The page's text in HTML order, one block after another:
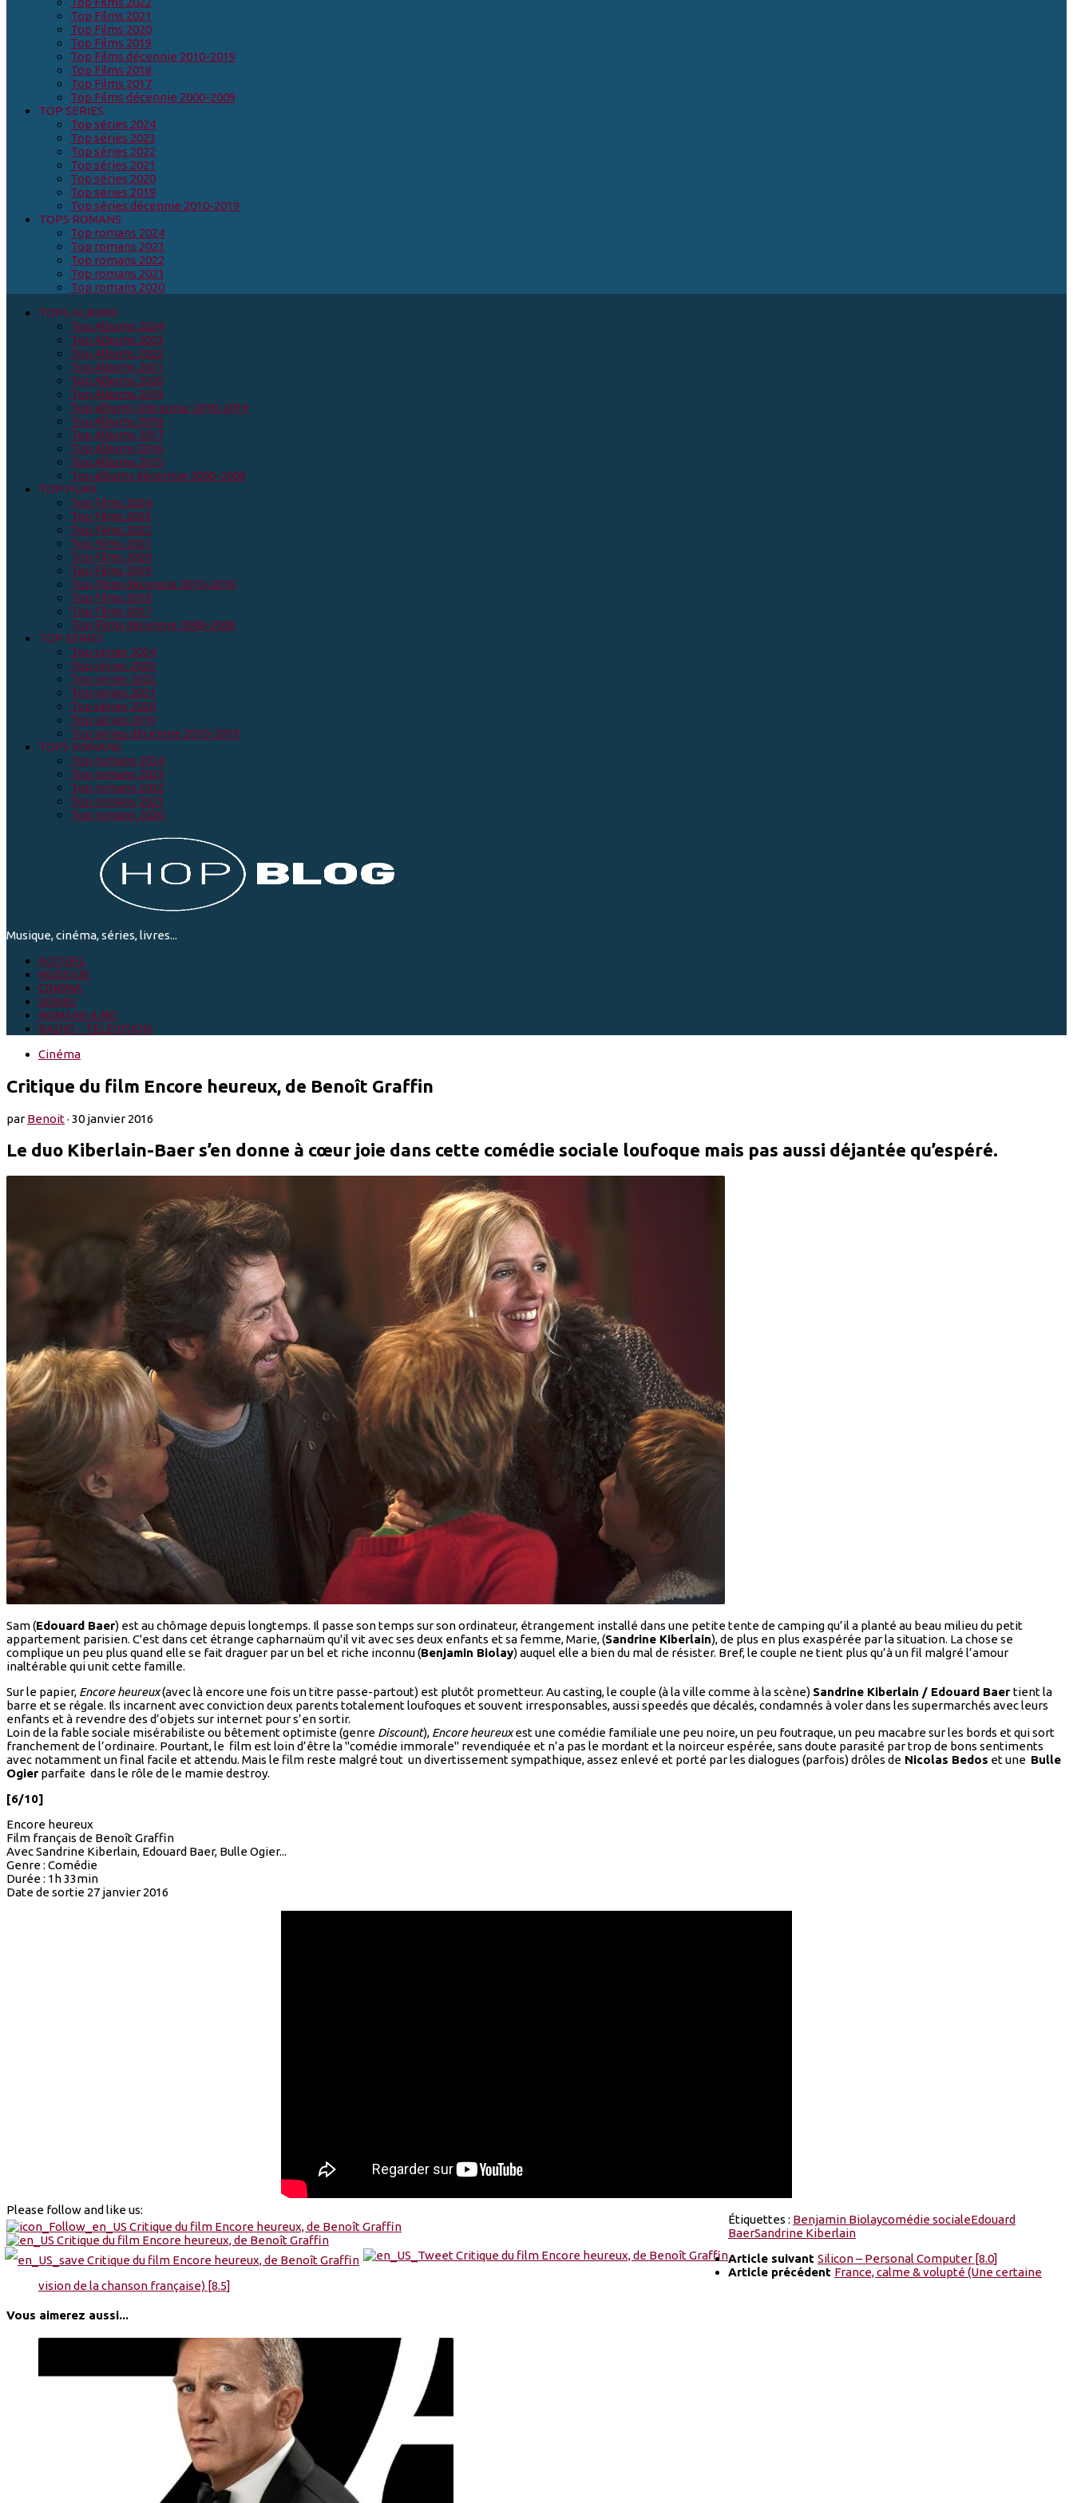
Top Films 2021
Top Films 2020
Top Films 2019
Top Films décennie 2010-2019
Top Films 2018
Top Films 2017
Top Films décennie 2000-2009
TOP SERIES
Top séries 2024
Top séries 2023
Top séries 2022
Top séries 2021
Top séries 2020
Top séries 2019
Top séries décennie 2010-2019
TOPS ROMANS
Top romans 2024
Top romans 2023
Top romans 2022
Top romans 2021
Top romans 2020
TOPS ALBUMS
Top Albums 2024
Top Albums 2023
Top Albums 2022
Top Albums 2021
Top Albums 2020
Top Albums 2019
Top albums Décennie 2010-2019
Top Albums 2018
Top Albums 2017
Top Albums 2016
Top Albums 2015
Top albums décennie 2000-2009
TOP FILMS
Top Films 2024
Top Films 2023
Top Films 2022
Top Films 2021
Top Films 2020
Top Films 2019
Top Films décennie 2010-2019
Top Films 2018
Top Films 2017
Top Films décennie 2000-2009
TOP SERIES
Top séries 2024
Top séries 2023
Top séries 2022
Top séries 2021
Top séries 2020
Top séries 2019
Top séries décennie 2010-2019
TOPS ROMANS
Top romans 2024
Top romans 2023
Top romans 2022
Top romans 2021
Top romans 2020
Musique, cinéma, séries, livres...
ACCUEIL
MUSIQUE
CINEMA
SÉRIES
ROMANS & BD
RADIO - TELEVISION
Cinéma
Critique du film Encore heureux, de Benoît Graffin
parBenoit· 30 janvier 2016
Le duo Kiberlain-Baer s’en donne à cœur joie dans cette comédie sociale loufoque mais pas aussi déjantée qu’espéré.
Sam (Edouard Baer) est au chômage depuis longtemps. Il passe son temps sur son ordinateur, étrangement installé dans une petite tente de camping qu’il a planté au beau milieu du petit
appartement parisien. C'est dans cet étrange capharnaüm qu'il vit avec ses deux enfants et sa femme, Marie, (Sandrine Kiberlain), de plus en plus exaspérée par la situation. La chose se
complique un peu plus quand elle se fait draguer par un bel et riche inconnu (Benjamin Biolay) auquel elle a bien du mal de résister. Bref, le couple ne tient plus qu’à un fil malgré l’amour
inaltérable qui unit cette famille.
Sur le papier, Encore heureux(avec là encore une fois un titre passe-partout) est plutôt prometteur. Au casting, le couple (à la ville comme à la scène) Sandrine Kiberlain / Edouard Baer tient la
barre et se régale. Ils incarnent avec conviction deux parents totalement loufoques et souvent irresponsables, aussi speedés que décalés, condamnés à voler dans les supermarchés avec leurs
enfants et à revendre des d’objets sur internet pour s’en sortir.
Loin de la fable sociale misérabiliste ou bêtement optimiste (genre Discount), Encore heureuxest une comédie familiale une peu noire, un peu foutraque, un peu macabre sur les bords et qui sort
franchement de l’ordinaire. Pourtant, le film est loin d’être la "comédie immorale" revendiquée et n’a pas le mordant et la noirceur espérée, sans doute parasité par trop de bons sentiments
avec notamment un final facile et attendu. Mais le film reste malgré tout un divertissement sympathique, assez enlevé et porté par les dialogues (parfois) drôles de Nicolas Bedos et une Bulle
Ogier parfaite dans le rôle de le mamie destroy.
[6/10]
Encore heureux
Film français de Benoît Graffin
Avec Sandrine Kiberlain, Edouard Baer, Bulle Ogier...
Genre : Comédie
Durée : 1h 33min
Date de sortie 27 janvier 2016
Please follow and like us:
Étiquettes : Benjamin Biolaycomédie socialeEdouard
BaerSandrine Kiberlain
Article suivant Silicon – Personal Computer [8.0]
Article précédent France, calme & volupté (Une certaine
vision de la chanson française) [8.5]
Vous aimerez aussi...